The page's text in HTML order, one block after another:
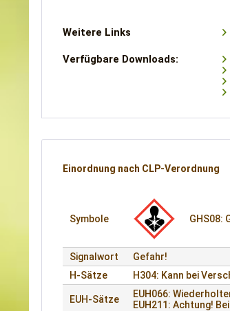
Weitere Links
Verfügbare Downloads:
Einordnung nach CLP-Verordnung
Symbole GHS08:
Signalwort
Gefahr!
H-Sätze
H304: Kann bei
EUH-Sätze
EUH066:
EUH211: Achtung!